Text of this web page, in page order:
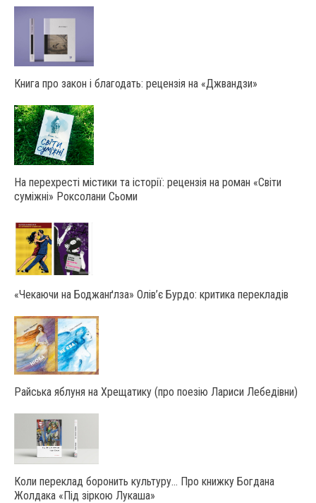
Книга про закон і благодать: рецензія на «Джвандзи»
На перехресті містики та історії: рецензія на роман «Світи
суміжні» Роксолани Сьоми
«Чекаючи на Боджанґлза» Олів’є Бурдо: критика перекладів
Райська яблуня на Хрещатику (про поезію Лариси Лебедівни)
Коли переклад боронить культуру… Про книжку Богдана
Жолдака «Під зіркою Лукаша»